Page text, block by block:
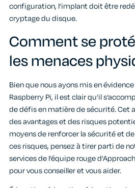
configuration, l’implant doit être
cryptage du disque.
Comment se
les menaces
Bien que nous ayons mis en
Raspberry Pi, il est clair qu’il
de défis en matière de sécurité. Cet
des avantages et des risques
moyens de renforcer la sécurité et
ces risques, pensez à tirer parti de
services de l’équipe rouge
pour vous conseiller et vous aider.